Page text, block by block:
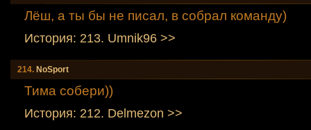
Лёш, а ты бы не писал, в собрал команду)
История: 213. Umnik96 >>
214. NoSport
Тима собери))
История: 212. Delmezon >>